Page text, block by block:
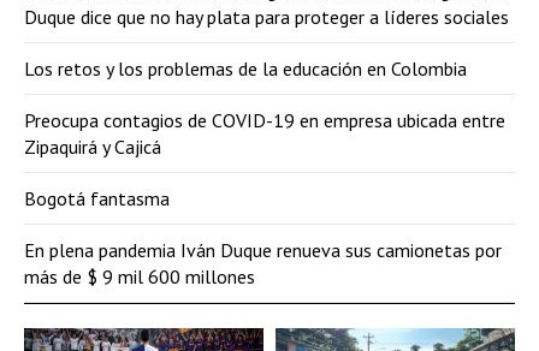
Duque dice que no hay plata para proteger a líderes sociales
Los retos y los problemas de la educación en Colombia
Preocupa contagios de COVID-19 en empresa ubicada entre
Zipaquirá y Cajicá
Bogotá fantasma
En plena pandemia Iván Duque renueva sus camionetas por
más de $ 9 mil 600 millones